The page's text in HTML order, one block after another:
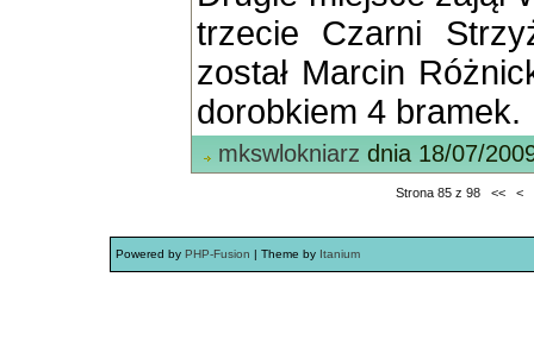
trzecie Czarni
został Marcin
dorobkiem 4 bramek.
mkswlokniarz dnia 18/07/
Strona 85 z 98 << <
Powered by PHP-Fusion | Theme by Itanium